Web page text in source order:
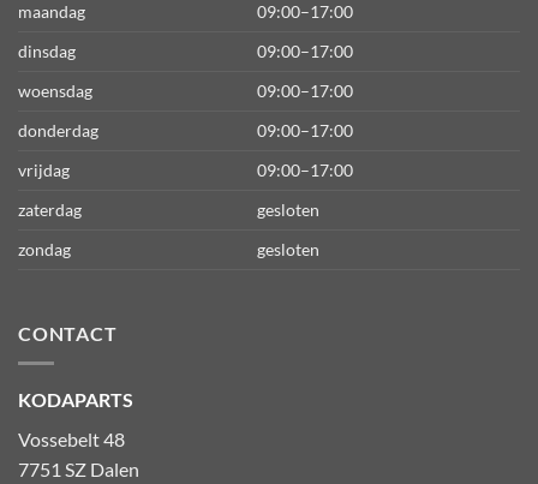
maandag
09:00–17:00
dinsdag
09:00–17:00
woensdag
09:00–17:00
donderdag
09:00–17:00
vrijdag
09:00–17:00
zaterdag
gesloten
zondag
gesloten
CONTACT
KODAPARTS
Vossebelt 48
7751 SZ Dalen